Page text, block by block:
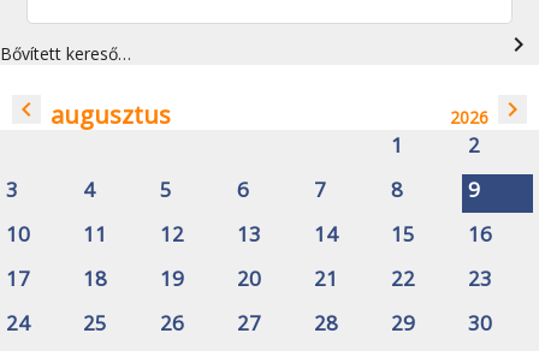
Bővített kereső… navigate_next
navigate_before augusztus 2026 navigate_next
1
2
3
4 5 6 7 8
9
10
11 12 13 14 15
16
17
18 19 20 21 22
23
24
25 26 27 28 29
30